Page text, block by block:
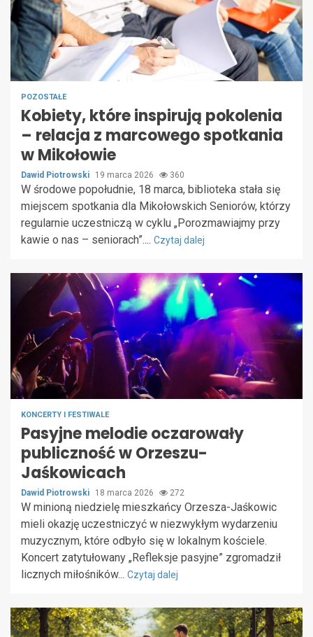
POZOSTAŁE
Kobiety, które inspirują pokolenia
– relacja z marcowego spotkania
w Mikołowie
Dawid Piotrowski 19 marca 2026 360
W środowe popołudnie, 18 marca, biblioteka stała się
miejscem spotkania dla Mikołowskich Seniorów, którzy
regularnie uczestniczą w cyklu „Porozmawiajmy przy
kawie o nas – seniorach”.... Czytaj dalej
KONCERTY I FESTIWALE
Pasyjne melodie oczarowały
publiczność w Orzeszu-
Jaśkowicach
Dawid Piotrowski 18 marca 2026 272
W minioną niedzielę mieszkańcy Orzesza-Jaśkowic
mieli okazję uczestniczyć w niezwykłym wydarzeniu
muzycznym, które odbyło się w lokalnym kościele.
Koncert zatytułowany „Refleksje pasyjne” zgromadził
licznych miłośników... Czytaj dalej